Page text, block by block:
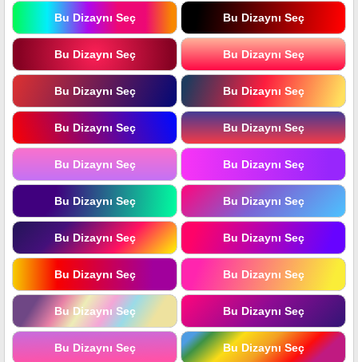
Bu Dizaynı Seç Bu Dizaynı Seç
Bu Dizaynı Seç Bu Dizaynı Seç
Bu Dizaynı Seç Bu Dizaynı Seç
Bu Dizaynı Seç Bu Dizaynı Seç
Bu Dizaynı Seç Bu Dizaynı Seç
Bu Dizaynı Seç Bu Dizaynı Seç
Bu Dizaynı Seç Bu Dizaynı Seç
Bu Dizaynı Seç Bu Dizaynı Seç
Bu Dizaynı Seç Bu Dizaynı Seç
Bu Dizaynı Seç Bu Dizaynı Seç